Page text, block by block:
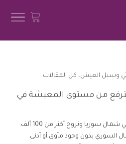
وسبل العيش، كل المقالات
من مستوى المعيشة في
مع استمرار تردي الوضع الإنساني شمال سوريا ونزوح أكثر من 100 ألف
السوري بدون وجود مأوى أو أدنى